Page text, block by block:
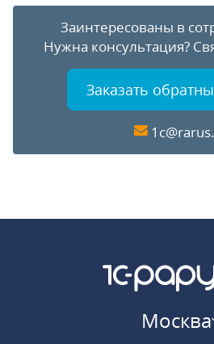
Заинтересованы в
Нужна консультация?
Заказать
Москва